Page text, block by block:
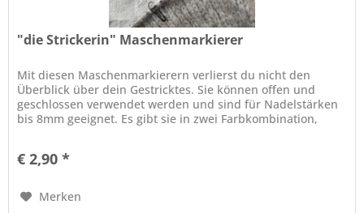
"die Strickerin" Maschenmarkierer
Mit diesen Maschenmarkierern verlierst du nicht den
Überblick über dein Gestricktes. Sie können offen und
geschlossen verwendet werden und sind für Nadelstärken
bis 8mm geeignet. Es gibt sie in zwei Farbkombination,
€ 2,90 *
Merken